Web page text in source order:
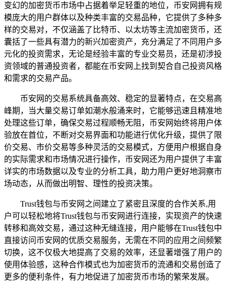
变幻的加密货币市场中占据着举足轻重的地位，币安网拥有规
模庞大的用户群体以及种类丰富的交易品种，它提供了多种多
样的交易对，不仅涵盖了比特币、以太坊等主流加密货币，还
囊括了一些具有潜力的新兴加密资产，充分满足了不同用户多
元化的投资需求，无论是经验丰富的专业交易员，还是初涉投
资领域的普通投资者，都能在币安网上找到契合自己投资风格
和需求的交易产品。
币安网的交易系统具备高效、稳定的显著特点，在交易高
峰期，当大量交易订单如潮水般涌来时，它能够迅速且精准地
处理这些订单，确保交易过程顺畅无阻，币安网始终将用户体
验放在首位，不断对交易界面和功能进行优化升级，提供了限
价交易、市价交易等多种灵活的交易模式，方便用户根据自身
的实际需求和市场情况进行操作，币安网还为用户提供了丰富
详实的市场数据以及专业的分析工具，助力用户更好地洞察市
场动态，从而做出明智、理性的投资决策。
Trust钱包与币安网之间建立了紧密且深度的合作关系,用
户可以轻松地将Trust钱包与币安网进行连接，实现资产的快速
转移和高效交易，通过这种无缝连接，用户能够在Trust钱包中
直接访问币安网的优质交易服务，无需在不同的应用之间频繁
切换，这不仅极大地提高了交易的效率，还显著增强了用户的
使用体验感，这种合作模式也为加密货币的流通和交易创造了
更多的便利条件，有力地促进了加密货币市场的繁荣发展。